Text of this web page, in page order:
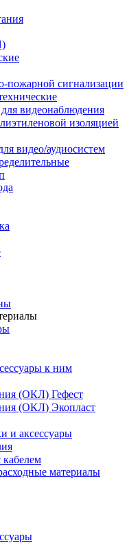
пожарной сигнализации
видеонаблюдения
изоляцией
видео/аудиосистем
к ним
(ОКЛ) Гефест
(ОКЛ) Экопласт
и аксессуары
материалы